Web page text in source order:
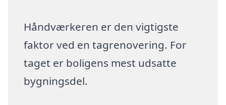
Håndværkeren er den vigtigste
faktor ved en tagrenovering. For
taget er boligens mest udsatte
bygningsdel.